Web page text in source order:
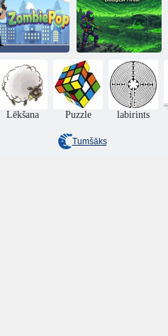
Izveidojiet savu
zombiju ordu
Pirātu karalis
ZombiePoP
Toksiskā arēna:
bioloģiskie
draudi
Lēkšana Puzzle labirints
Tumšāks